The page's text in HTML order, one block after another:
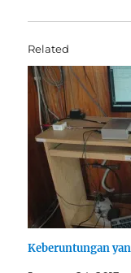
Related
Keberuntungan